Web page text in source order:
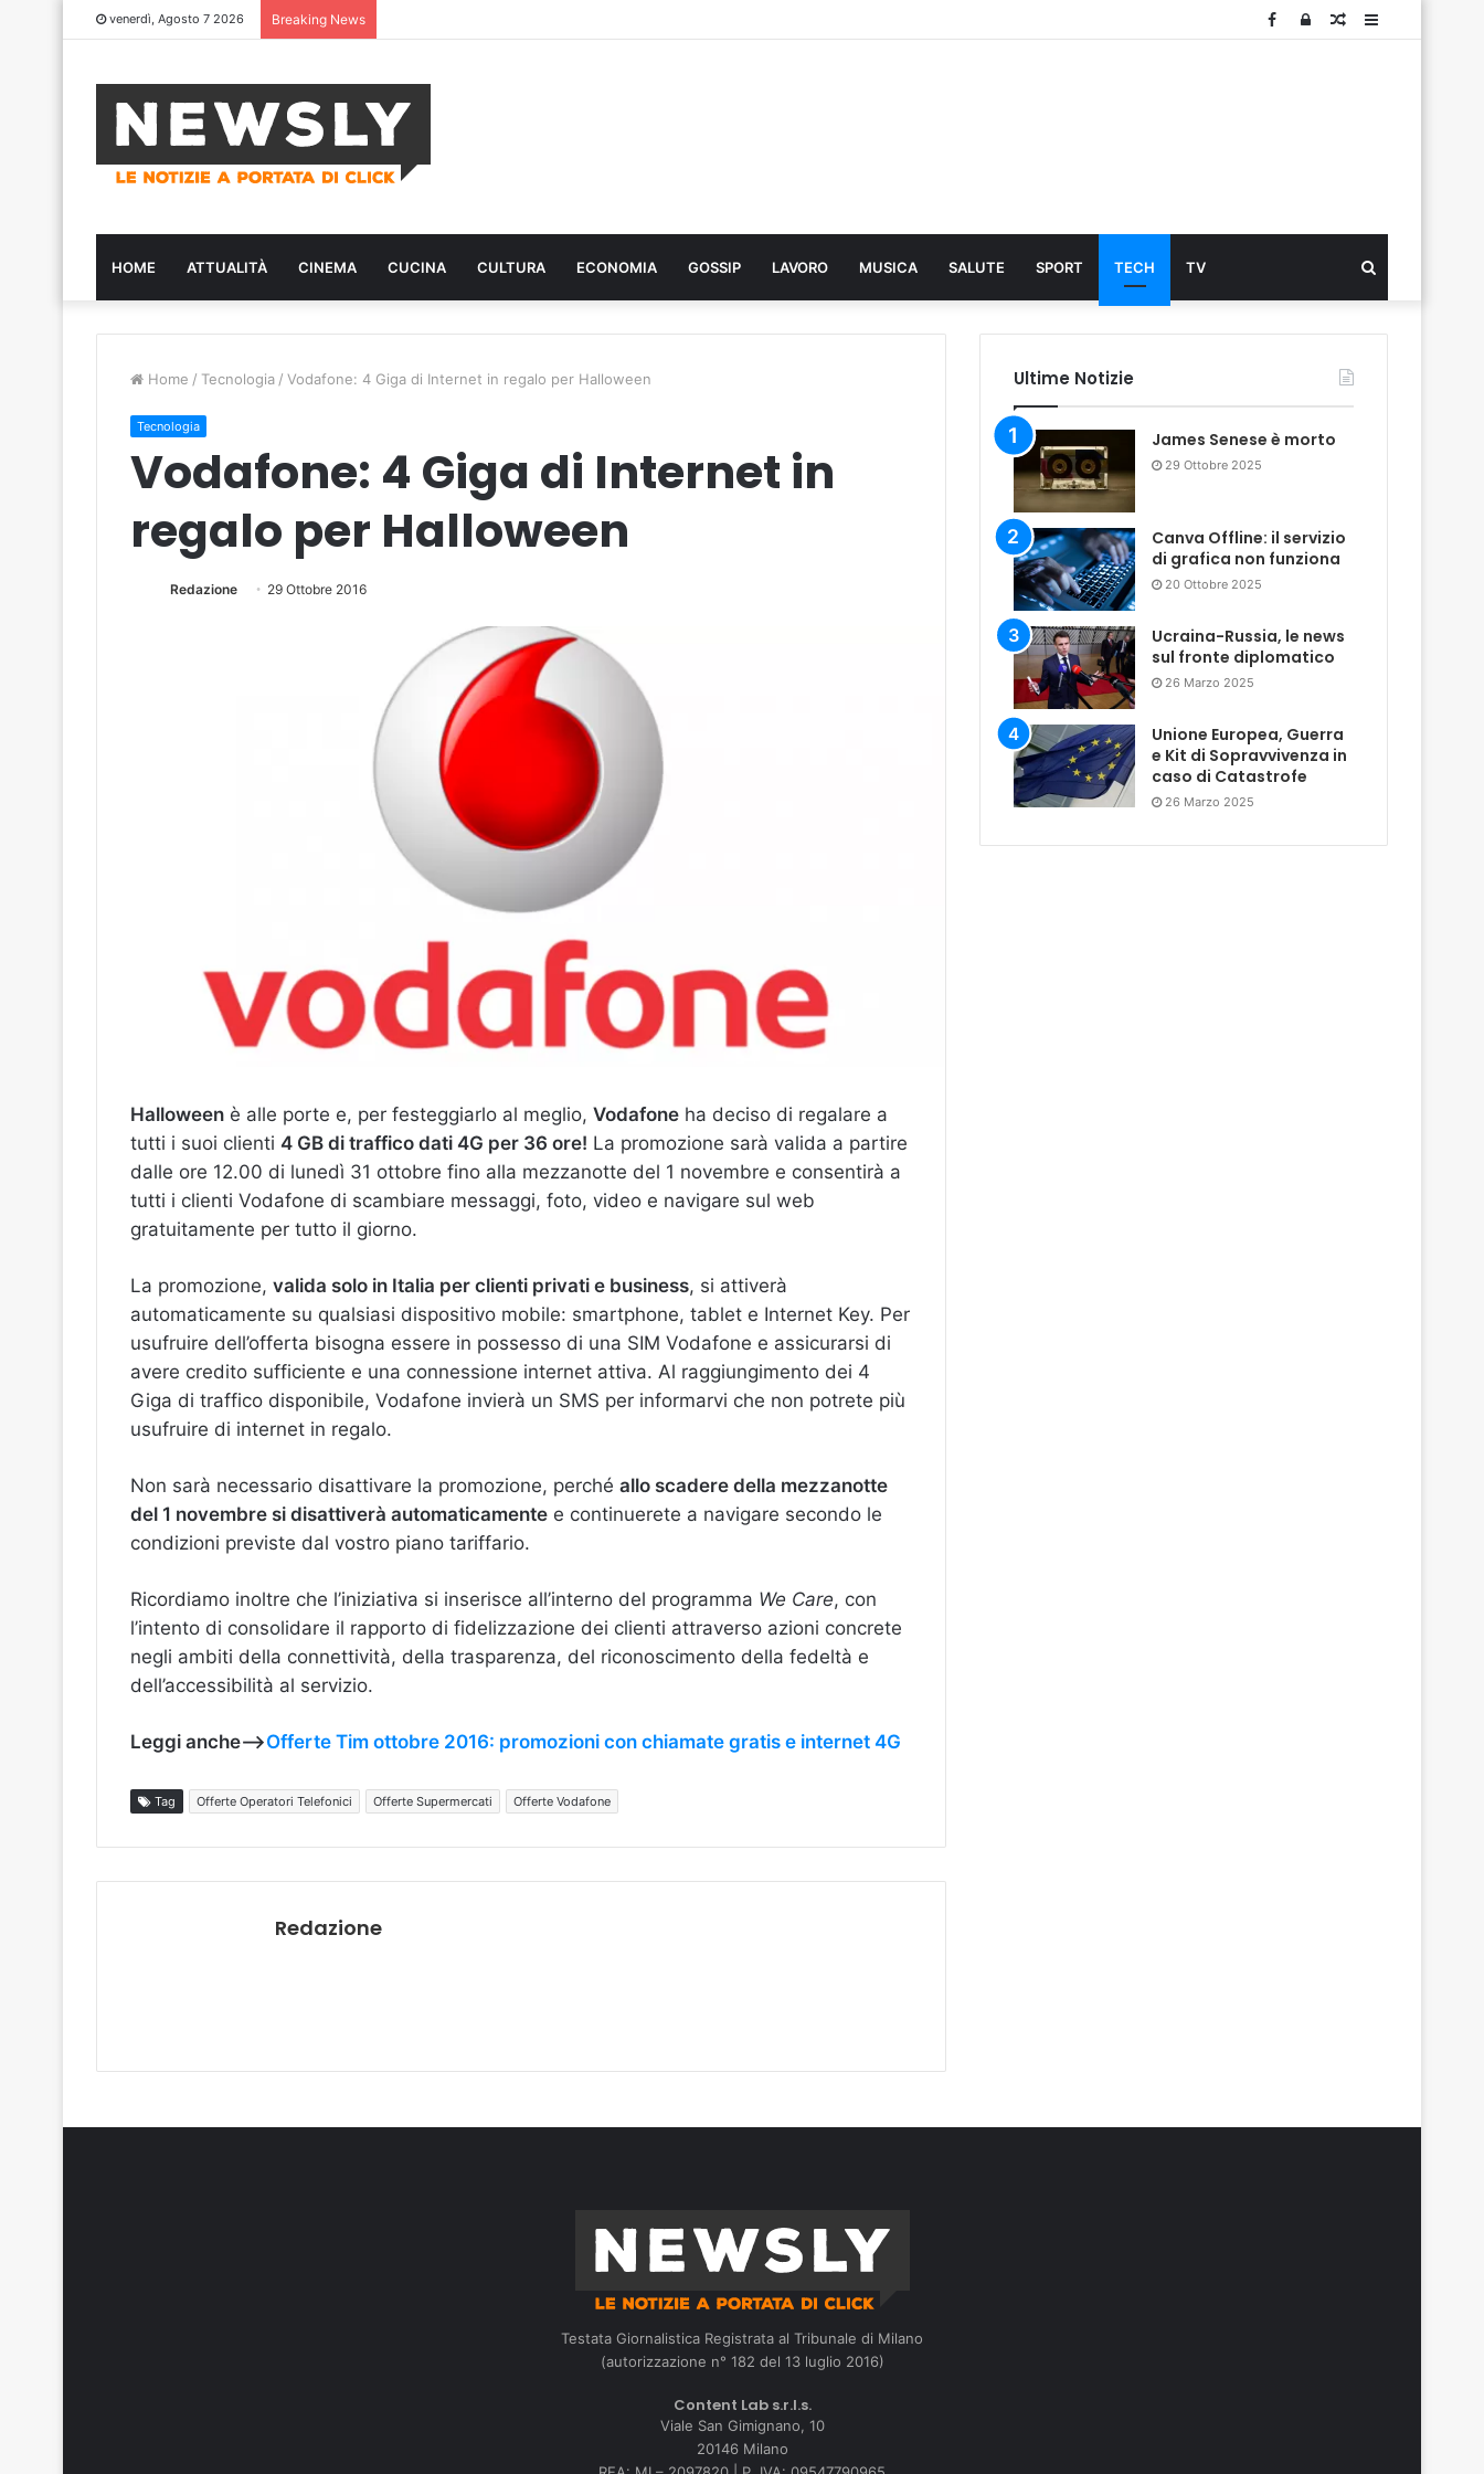
venerdì, Agosto 7 2026 Breaking News Sidebar
Articolo
Log
Facebook
HOME ATTUALITÀ CINEMA CUCINA CULTURA ECONOMIA GOSSIP LAVORO MUSICA SALUTE SPORT TECH TV
...
Home / Tecnologia / Vodafone: 4 Giga di Internet in regalo per Halloween
Tecnologia
Vodafone: 4 Giga di Internet in
regalo per Halloween
Redazione 29 Ottobre 2016
Halloween è alle porte e, per festeggiarlo al meglio, Vodafone ha deciso di regalare a
tutti i suoi clienti 4 GB di traffico dati 4G per 36 ore! La promozione sarà valida a partire
dalle ore 12.00 di lunedì 31 ottobre fino alla mezzanotte del 1 novembre e consentirà a
tutti i clienti Vodafone di scambiare messaggi, foto, video e navigare sul web
gratuitamente per tutto il giorno.
La promozione, valida solo in Italia per clienti privati e business, si attiverà
automaticamente su qualsiasi dispositivo mobile: smartphone, tablet e Internet Key. Per
usufruire dell’offerta bisogna essere in possesso di una SIM Vodafone e assicurarsi di
avere credito sufficiente e una connessione internet attiva. Al raggiungimento dei 4
Giga di traffico disponibile, Vodafone invierà un SMS per informarvi che non potrete più
usufruire di internet in regalo.
Non sarà necessario disattivare la promozione, perché allo scadere della mezzanotte
del 1 novembre si disattiverà automaticamente e continuerete a navigare secondo le
condizioni previste dal vostro piano tariffario.
Ricordiamo inoltre che l’iniziativa si inserisce all’interno del programma We Care, con
l’intento di consolidare il rapporto di fidelizzazione dei clienti attraverso azioni concrete
negli ambiti della connettività, della trasparenza, del riconoscimento della fedeltà e
dell’accessibilità al servizio.
Leggi anche—>Offerte Tim ottobre 2016: promozioni con chiamate gratis e internet 4G
Tag Offerte Operatori Telefonici Offerte Supermercati Offerte Vodafone
Redazione
Ultime Notizie
James Senese è morto
29 Ottobre 2025
Canva Offline: il servizio
di grafica non funziona
20 Ottobre 2025
Ucraina-Russia, le news
sul fronte diplomatico
26 Marzo 2025
Unione Europea, Guerra
e Kit di Sopravvivenza in
caso di Catastrofe
26 Marzo 2025
Testata Giornalistica Registrata al Tribunale di Milano
(autorizzazione n° 182 del 13 luglio 2016)
Content Lab s.r.l.s.
Viale San Gimignano, 10
20146 Milano